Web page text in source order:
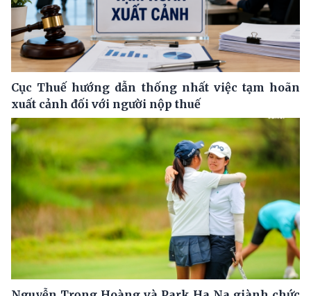
Cục Thuế hướng dẫn thống nhất việc tạm hoãn
xuất cảnh đối với người nộp thuế